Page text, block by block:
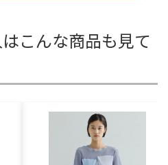
こんな商品も見て